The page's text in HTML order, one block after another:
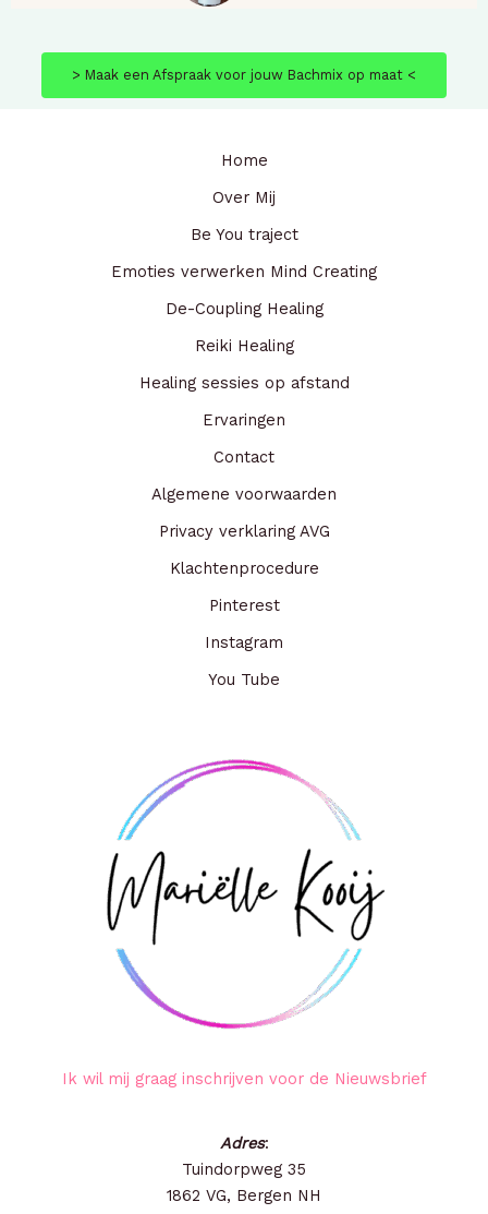
> Maak een Afspraak voor jouw Bachmix op maat <
Home
Over Mij
Be You traject
Emoties verwerken Mind Creating
De-Coupling Healing
Reiki Healing
Healing sessies op afstand
Ervaringen
Contact
Algemene voorwaarden
Privacy verklaring AVG
Klachtenprocedure
Pinterest
Instagram
You Tube
Ik wil mij graag inschrijven voor de Nieuwsbrief
Adres:
Tuindorpweg 35
1862 VG, Bergen NH